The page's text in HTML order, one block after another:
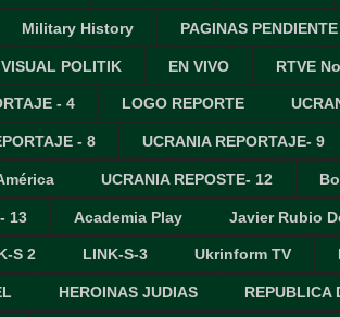
Military History PAGINAS PENDIENTE
VISUAL POLITIK EN VIVO RTVE
- 4 LOGO REPORTE
- 8 UCRANIA REPORTAJE- 9
UCRANIA REPOSTE- 12
13 Academia Play Javier Rubio
S 2 LINK-S-3 Ukrinform TV
HEROINAS JUDIAS REPUBLICA